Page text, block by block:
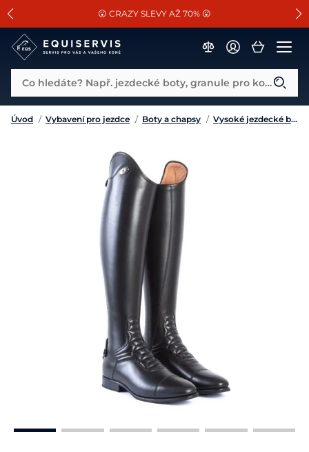
SLEVA 13% na vše od Cassini!
😮 CRAZY SLEVY AŽ 70% 😮
📐Pasování a doplňky k vybraným sedlům ZDARMA 🐴
Co hledáte? Např. jezdecké boty, granule pro koně...
Úvod / Vybavení pro jezdce / Boty a chapsy / Vysoké jezdecké boty